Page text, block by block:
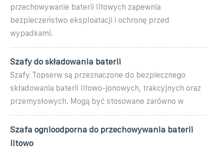
przechowywanie baterii litowych zapewnia
bezpieczeństwo eksploatacji i ochronę przed
wypadkami.
Szafy do składowania baterii
Szafy Topserw są przeznaczone do bezpiecznego
składowania baterii litowo-jonowych, trakcyjnych oraz
przemysłowych. Mogą być stosowane zarówno w
Szafa ognioodporna do przechowywania baterii
litowo